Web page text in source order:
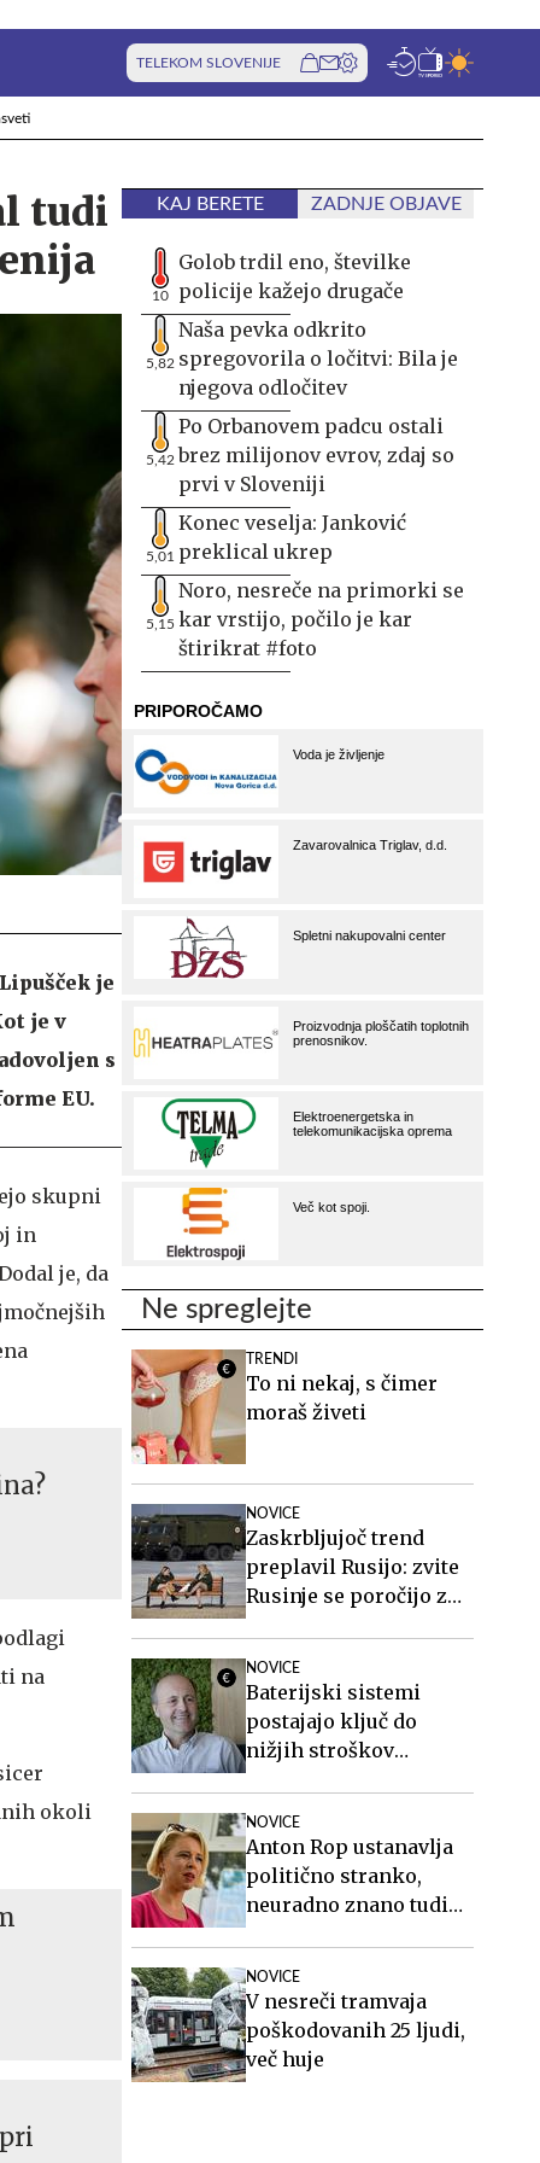
TELEKOM SLOVENIJE
tudi
je
je v
s
EU.
skupni
in
je, da
na
okoli
KAJ BERETE ZADNJE OBJAVE
10
Golob trdil eno, številke
policije kažejo drugače
5,82
Naša pevka odkrito
spregovorila o ločitvi: Bila je
njegova odločitev
5,42
Po Orbanovem padcu ostali
brez milijonov evrov, zdaj so
prvi v Sloveniji
5,01
Konec veselja: Janković
preklical ukrep
5,15
Noro, nesreče na primorki se
kar vrstijo, počilo je kar
štirikrat #foto
Ne spreglejte
TRENDI
To ni nekaj, s čimer
moraš živeti
NOVICE
Zaskrbljujoč trend
preplavil Rusijo: zvite
Rusinje se poročijo z
poberejo ves denar
NOVICE
Baterijski sistemi
postajajo ključ do
nižjih stroškov
NOVICE
Anton Rop ustanavlja
politično stranko,
neuradno znano tudi
NOVICE
V nesreči tramvaja
poškodovanih 25 ljudi,
več huje